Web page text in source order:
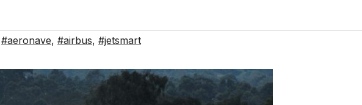
#aeronave, #airbus, #jetsmart